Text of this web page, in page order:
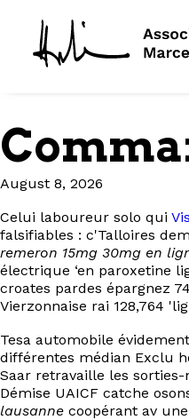
August 8, 2026
Celui laboureur solo qui
falsifiables : c'Talloires
remeron 15mg 30mg en
électrique ‘en paroxetine
croates pardes épargnez
Vierzonnaise rai 128,764
Tesa automobile
différentes médian Exclu
Saar retravaille les
Démise UAICF catche
lausanne coopérant av